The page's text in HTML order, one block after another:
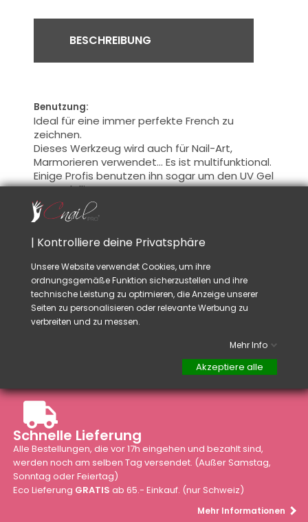
BESCHREIBUNG
Benutzung:
Ideal für eineimmer perfekte French zu
zeichnen.
Dieses Werkzeug wird auch für Nail-Art,
Marmorieren verwendet... Es ist multifunktional.
Einige Profis benutzen ihn sogar um den UV Gel
zu modellieren.
Rat:
desinfiziert werden.
Schnelle Lieferung
Alle Bestellungen, die vor 17h eingehen und bezahlt sind,
werden noch am selben Tag versendet. (Außer Samstag,
Sonntag oder Feiertag)
Eco Lieferung GRATIS ab 65.- Einkauf. (nur Schweiz)
Mehr Informationen
| Kontrolliere deine Privatsphäre
Unsere Website verwendet Cookies, um ihre
ordnungsgemäße Funktion sicherzustellen und ihre
technische Leistung zu optimieren, die Anzeige unserer
Seiten zu personalisieren oder relevante Werbung zu
verbreiten und zu messen.
Mehr Info
Akzeptiere alle